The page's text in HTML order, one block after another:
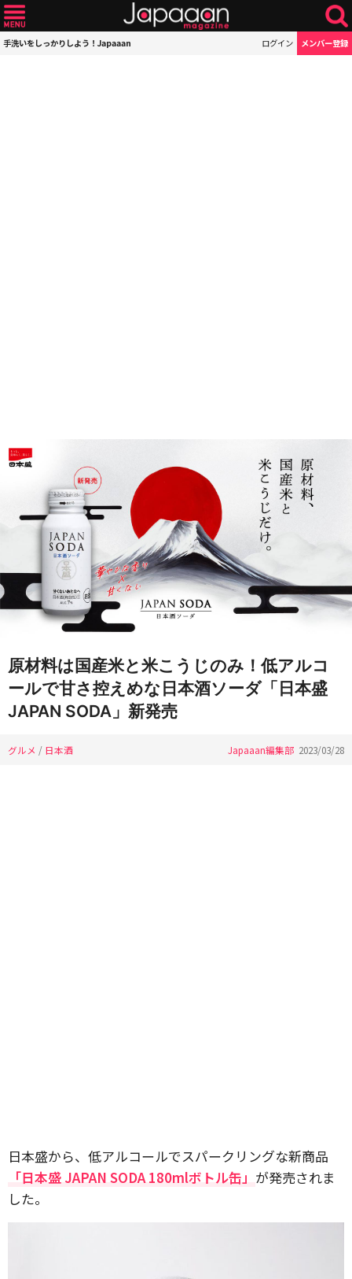
手洗いをしっかりしよう！Japaaan ログイン メンバー登録
原材料は国産米と米こうじのみ！低アルコ
ールで甘さ控えめな日本酒ソーダ「日本盛
JAPAN SODA」新発売
グルメ / 日本酒 Japaaan編集部 2023/03/28
日本盛から、低アルコールでスパークリングな新商品
「日本盛 JAPAN SODA 180mlボトル缶」 が発売されま
した。